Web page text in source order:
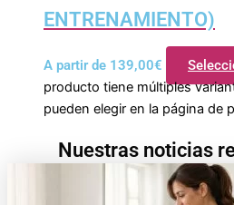
ENTRENAMIENTO)
A partir de 139,00€
producto tiene múltiples
pueden elegir en la página de
Nuestras noticias